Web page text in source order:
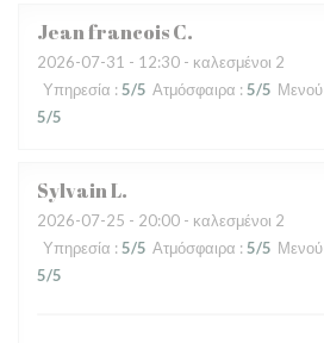
Jean francoisC
2026-07-31 - 12:30 - καλεσμένοι 2
Υπηρεσία : 5/5 Ατμόσφαιρα : 5/5 Μενού
5/5
SylvainL
2026-07-25 - 20:00 - καλεσμένοι 2
Υπηρεσία : 5/5 Ατμόσφαιρα : 5/5 Μενού
5/5